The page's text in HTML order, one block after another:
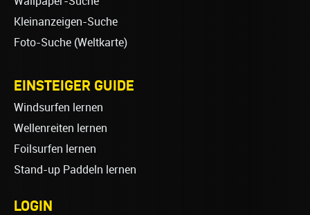
Kleinanzeigen-Suche
Foto-Suche (Weltkarte)
EINSTEIGER GUIDE
Windsurfen lernen
Wellenreiten lernen
Foilsurfen lernen
Stand-up Paddeln lernen
LOGIN